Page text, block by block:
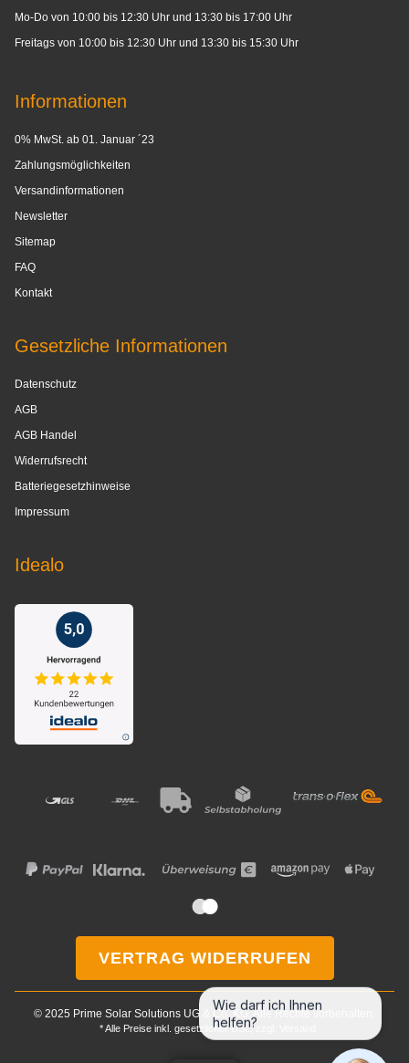
Mo-Do von 10:00 bis 12:30 Uhr und 13:30 bis 17:00 Uhr
Freitags von 10:00 bis 12:30 Uhr und 13:30 bis 15:30 Uhr
Informationen
0% MwSt. ab 01. Januar ´23
Zahlungsmöglichkeiten
Versandinformationen
Newsletter
Sitemap
FAQ
Kontakt
Gesetzliche Informationen
Datenschutz
AGB
AGB Handel
Widerrufsrecht
Batteriegesetzhinweise
Impressum
Idealo
VERTRAG WIDERRUFEN
© 2025 Prime Solar Solutions UG & Co. KG. Alle Rechte vorbehalten.
* Alle Preise inkl. gesetzlicher USt., zzgl.
Wie darf ich Ihnen
helfen?